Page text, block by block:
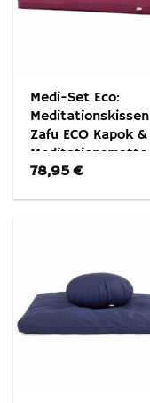
Medi-Set Eco:
Meditationskissen
Zafu ECO Kapok &
Meditationsmatte
Zabuton ECO
78,95€